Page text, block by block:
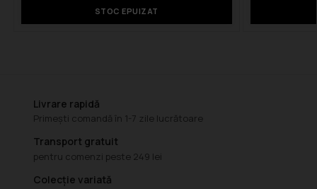
STOC EPUIZAT
Livrare rapidă
Primești comandă în 1-7 zile lucrătoare
Transport gratuit
pentru comenzi peste 249 lei
Colecție variată